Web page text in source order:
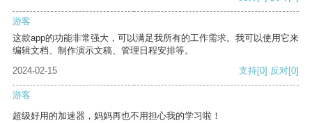
游客
这款app的功能非常强大，可以满足我所有的工作需求。我可以使用它来
编辑文档、制作演示文稿、管理日程安排等。
2024-02-15
支持[0] 反对[0]
游客
超级好用的加速器，妈妈再也不用担心我的学习啦！